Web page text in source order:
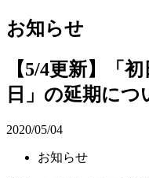
お知らせ
【5/4更新】「
日」の延期につ
2020/05/04
お知らせ